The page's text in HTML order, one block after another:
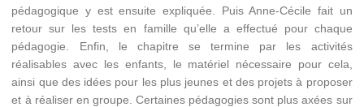
pédagogique y est ensuite expliquée. Puis Anne-Cécile fait un
retour sur les tests en famille qu’elle a effectué pour chaque
pédagogie. Enfin, le chapitre se termine par les activités
réalisables avec les enfants, le matériel nécessaire pour cela,
ainsi que des idées pour les plus jeunes et des projets à proposer
et à réaliser en groupe. Certaines pédagogies sont plus axées sur